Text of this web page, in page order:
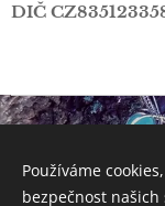
DIČ
VŠECHNA
Používáme
bezpečnost